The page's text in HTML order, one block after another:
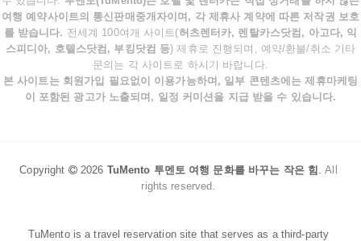
여행 예약사이트의 통신판매중개자이며, 각 제휴사 계약에 따른 저작권 보호
를 받습니다. 전세계 100여개 사이트(허츠렌터카, 렌탈카스닷컴, 아고다, 익
스피디아, 호텔스닷컴, 부킹닷컴 등) 제휴로 진행되며, 예약/환불/취소 기타
문의는 각 사이트로 하시기 바랍니다.
본 사이트는 회원가입 필요없이 이용가능하며, 일부 콘텐츠에는 제휴마케팅
이 포함된 광고가 노출되며, 일정 커미션을 지급 받을 수 있습니다.
Copyright 2026 TuMento 투멘토 여행 문화를 바꾸는 작은 힘 .All
rights reserved.
TuMento is a travel reservation site that serves as a third-party